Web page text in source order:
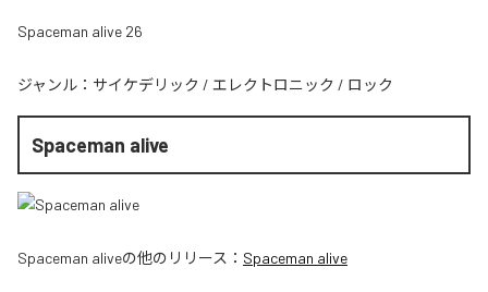
Spaceman alive 26
ジャンル： サイケデリック / エレクトロニック / ロック
Spaceman alive
Spaceman aliveの他のリリース： Spaceman alive